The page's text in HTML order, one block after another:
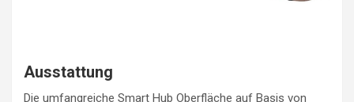
Ausstattung
Die umfangreiche Smart Hub Oberfläche auf Basis von